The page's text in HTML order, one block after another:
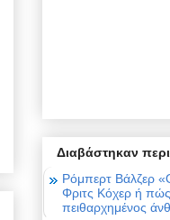
Διαβάστηκαν
Ρόμπερτ Βάλζερ
Φριτς Κόχερ ή πώς
πειθαρχημένος